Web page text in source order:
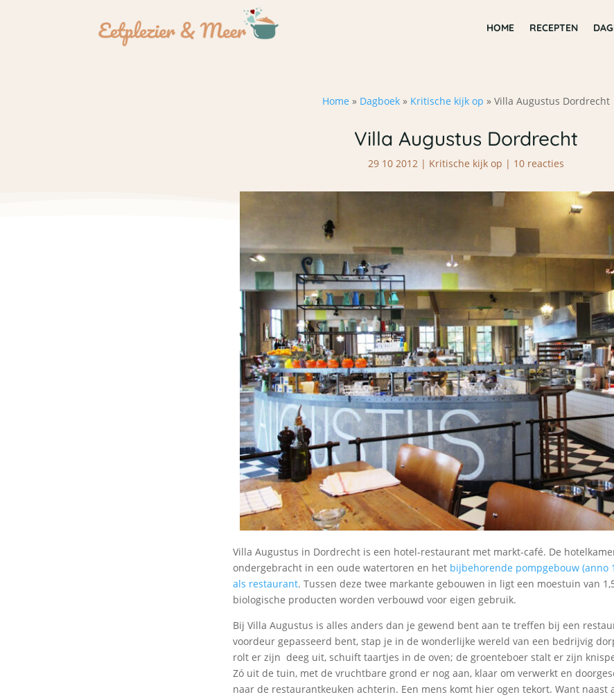
HOME RECEPTEN
Home » Dagboek» Kritische kijk op » Villa Augustus Dordrecht
Villa Augustus Dordrecht
29 10 2012| Kritische kijk op | 10 reacties
Villa Augustus in Dordrecht is een hotel-restaurant met markt-café. De
ondergebracht in een oude watertoren en het bijbehorende pompgebouw (anno
als restaurant. Tussen deze twee markante gebouwen in ligt een moestuin van
biologische producten worden verbouwd voor eigen gebruik.
Bij Villa Augustus is alles anders dan je gewend bent aan te treffen bij een
voordeur gepasseerd bent, stap je in de wonderlijke wereld van een bedrijvig
rolt er zijn deeg uit, schuift taartjes in de oven; de groenteboer stalt er zijn
Zó uit de tuin, met de vruchtbare grond er nog aan, klaar om verwerkt en
naar de restaurantkeuken achterin. Een mens komt hier ogen tekort. Want naast